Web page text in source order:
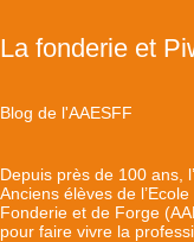
La fonderie et
Blog de l'AAESFF
Depuis près de 100 ans,
Anciens élèves de
Fonderie et de Forge
pour faire vivre la